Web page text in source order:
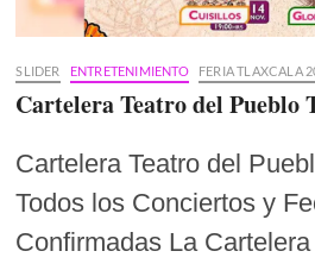
SLIDER ENTRETENIMIENTO FERIA TLAXCALA
Cartelera Teatro del Pueblo
Cartelera Teatro del
Todos los Conciertos y
Confirmadas La